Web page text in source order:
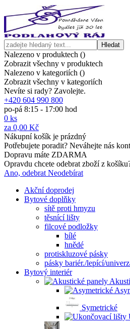
Hledat
Nalezeno v produktech ()
Zobrazit všechny v produktech
Nalezeno v kategoriích ()
Zobrazit všechny v kategoriích
Nevíte si rady? Zavolejte.
+420 604 990 800
po-pá 8:15 - 17:00 hod
0 ks
za 0,00 Kč
Nákupní košík je prázdný
Potřebujete poradit? Neváhejte nás
Dopravu máte ZDARMA
Opravdu chcete odebrat zboží z
Ano, odebrat Neodebírat
Akční doprodej
Bytové doplňky
sítě proti hmyzu
těsnící lišty
filcové podložky
bílé
hnědé
protiskluzové pásky
pásky bariér./lepící/
Bytový interiér
Symetrické